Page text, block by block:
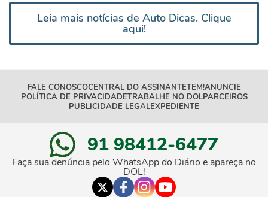
Leia mais notícias de Auto Dicas. Clique
aqui!
FALE CONOSCOCENTRAL DO ASSINANTETEM!ANUNCIE
POLÍTICA DE PRIVACIDADETRABALHE NO DOLPARCEIROS
PUBLICIDADE LEGALEXPEDIENTE
91 98412-6477
Faça sua denúncia pelo WhatsApp do Diário e apareça no
DOL!